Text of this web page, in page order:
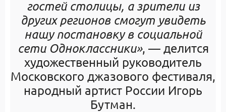
гостей столицы, а зрители из
других регионов смогут увидеть
нашу постановку в социальной
сети Одноклассники», — делится
художественный руководитель
Московского джазового фестиваля,
народный артист России Игорь
Бутман.